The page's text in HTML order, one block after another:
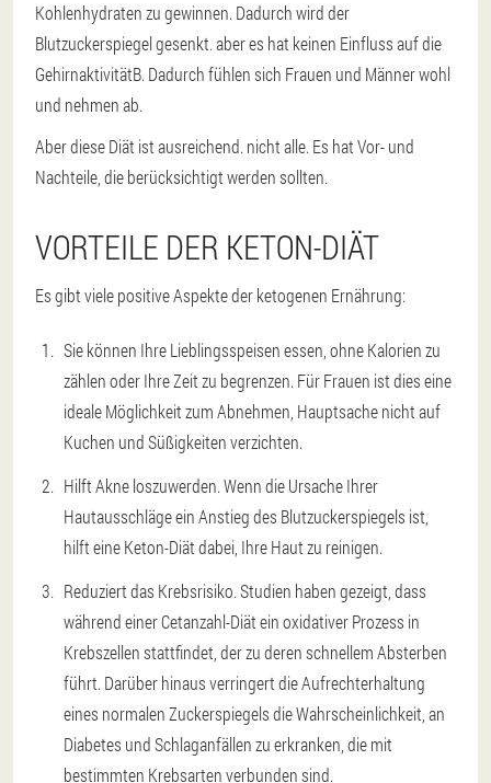
Kohlenhydraten zu gewinnen. Dadurch wird der
Blutzuckerspiegel gesenkt.aber es hat keinen Einfluss auf die
GehirnaktivitätB. Dadurch fühlen sich Frauen und Männer wohl
und nehmen ab.
Aber diese Diät ist ausreichend.nicht alle. Es hat Vor- und
Nachteile, die berücksichtigt werden sollten.
VORTEILE DER KETON-DIÄT
Es gibt viele positive Aspekte der ketogenen Ernährung:
Sie können Ihre Lieblingsspeisen essen, ohne Kalorien zu
zählen oder Ihre Zeit zu begrenzen. Für Frauen ist dies eine
ideale Möglichkeit zum Abnehmen, Hauptsache nicht auf
Kuchen und Süßigkeiten verzichten.
Hilft Akne loszuwerden. Wenn die Ursache Ihrer
Hautausschläge ein Anstieg des Blutzuckerspiegels ist,
hilft eine Keton-Diät dabei, Ihre Haut zu reinigen.
Reduziert das Krebsrisiko. Studien haben gezeigt, dass
während einer Cetanzahl-Diät ein oxidativer Prozess in
Krebszellen stattfindet, der zu deren schnellem Absterben
führt. Darüber hinaus verringert die Aufrechterhaltung
eines normalen Zuckerspiegels die Wahrscheinlichkeit, an
Diabetes und Schlaganfällen zu erkranken, die mit
bestimmten Krebsarten verbunden sind.